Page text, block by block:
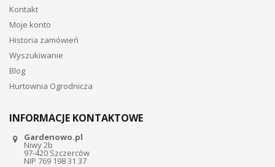
Kontakt
Moje konto
Historia zamówień
Wyszukiwanie
Blog
Hurtownia Ogrodnicza
INFORMACJE KONTAKTOWE
Gardenowo.pl
Niwy 2b
97-420 Szczerców
NIP 769 198 31 37